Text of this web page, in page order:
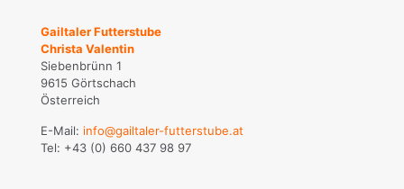
Gailtaler Futterstube
Christa Valentin
Siebenbrünn 1
9615 Görtschach
Österreich
E-Mail: info@gailtaler-futterstube.at
Tel: +43 (0) 660 437 98 97